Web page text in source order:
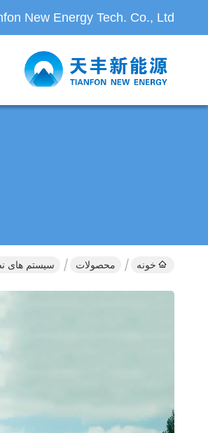
New Energy Tech. Co., Ltd
خونه محصولات سیستم های